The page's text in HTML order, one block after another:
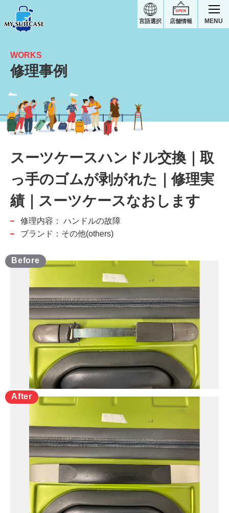
店舗情報
言語選択 MENU
取っ手のゴムが剥がれてハンドル交換｜スーツケース修理実績
WORKS
修理事例
スーツケースハンドル交換｜取
っ手のゴムが剥がれた｜修理実
績｜スーツケースなおします
修理内容：
ハンドルの故障
ブランド：その他(others)